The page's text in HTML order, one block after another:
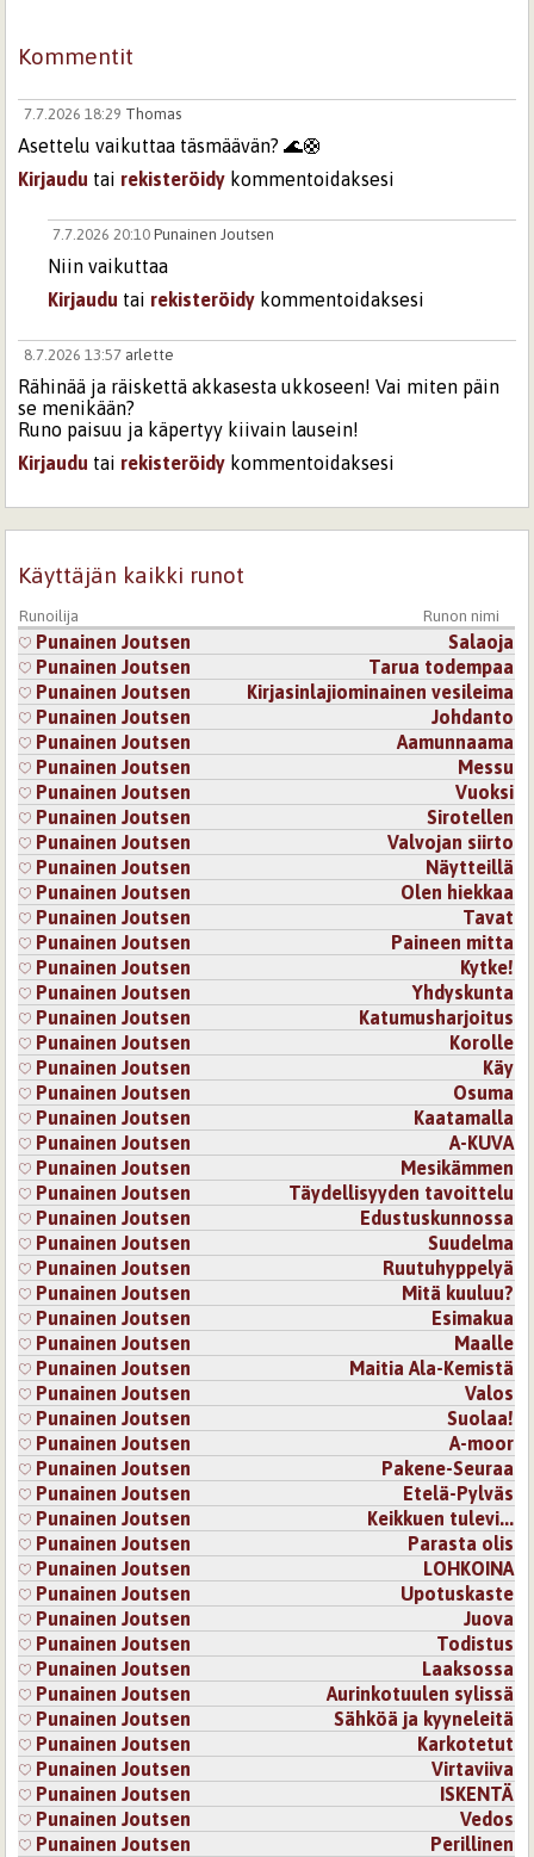
Kommentit
7.7.2026 18:29 Thomas
Asettelu vaikuttaa täsmäävän? 🌊🛟
Kirjaudu tai rekisteröidy kommentoidaksesi
7.7.2026 20:10Punainen Joutsen
Niin vaikuttaa
Kirjaudu tai rekisteröidy kommentoidaksesi
8.7.2026 13:57 arlette
Rähinää ja räiskettä akkasesta ukkoseen! Vai miten päin
se menikään?
Runo paisuu ja käpertyy kiivain lausein!
Kirjaudu tai rekisteröidy kommentoidaksesi
Sivut
Käyttäjän kaikki runot
Runoilija Runon nimi
Punainen Joutsen
Salaoja
Punainen Joutsen
Tarua todempaa
Punainen Joutsen
Kirjasinlajiominainen vesileima
Punainen Joutsen
Johdanto
Punainen Joutsen
Aamunnaama
Punainen Joutsen
Messu
Punainen Joutsen
Vuoksi
Punainen Joutsen
Sirotellen
Punainen Joutsen
Valvojan siirto
Punainen Joutsen
Näytteillä
Punainen Joutsen
Olen hiekkaa
Punainen Joutsen
Tavat
Punainen Joutsen
Paineen mitta
Punainen Joutsen
Kytke!
Punainen Joutsen
Yhdyskunta
Punainen Joutsen
Katumusharjoitus
Punainen Joutsen
Korolle
Punainen Joutsen
Käy
Punainen Joutsen
Osuma
Punainen Joutsen
Kaatamalla
Punainen Joutsen
A-KUVA
Punainen Joutsen
Mesikämmen
Punainen Joutsen
Täydellisyyden tavoittelu
Punainen Joutsen
Edustuskunnossa
Punainen Joutsen
Suudelma
Punainen Joutsen
Ruutuhyppelyä
Punainen Joutsen
Mitä kuuluu?
Punainen Joutsen
Esimakua
Punainen Joutsen
Maalle
Punainen Joutsen
Maitia Ala-Kemistä
Punainen Joutsen
Valos
Punainen Joutsen
Suolaa!
Punainen Joutsen
A-moor
Punainen Joutsen
Pakene-Seuraa
Punainen Joutsen
Etelä-Pylväs
Punainen Joutsen
Keikkuen tulevi...
Punainen Joutsen
Parasta olis
Punainen Joutsen
LOHKOINA
Punainen Joutsen
Upotuskaste
Punainen Joutsen
Juova
Punainen Joutsen
Todistus
Punainen Joutsen
Laaksossa
Punainen Joutsen
Aurinkotuulen sylissä
Punainen Joutsen
Sähköä ja kyyneleitä
Punainen Joutsen
Karkotetut
Punainen Joutsen
Virtaviiva
Punainen Joutsen
ISKENTÄ
Punainen Joutsen
Vedos
Punainen Joutsen
Perillinen